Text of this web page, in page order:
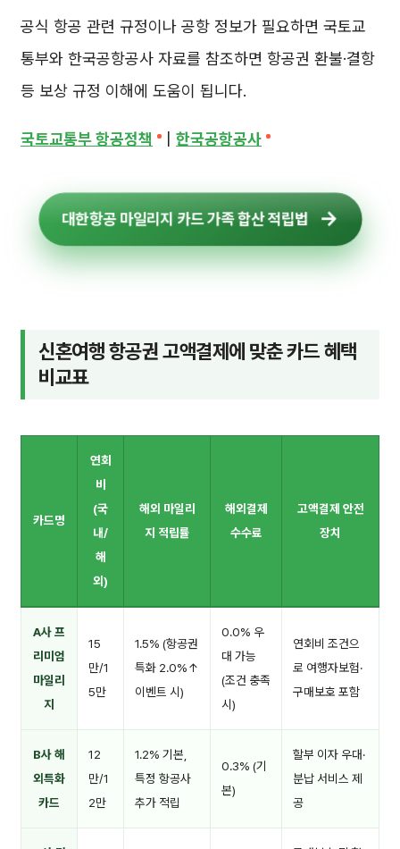
공식 항공 관련 규정이나 공항 정보가 필요하면 국토교
통부와 한국공항공사 자료를 참조하면 항공권 환불·결항
등 보상 규정 이해에 도움이 됩니다.
국토교통부 항공정책 한국공항공사
대한항공 마일리지 카드 가족 합산 적립법
신혼여행 항공권 고액결제에 맞춘 카드 혜택
비교표
카드명
연회
비
(국
내/
해
외)
해외 마일리
지 적립률
해외결제
수수료
고액결제 안전
장치
A사 프
리미엄
마일리
지
15
만/1
5만
1.5% (항공권
특화 2.0%↑
이벤트 시)
0.0% 우
대 가능
(조건 충족
시)
연회비 조건으
로 여행자보험·
구매보호 포함
B사 해
외특화
카드
12
만/1
2만
1.2% 기본,
특정 항공사
추가 적립
0.3% (기
본)
할부 이자 우대·
분납 서비스 제
공